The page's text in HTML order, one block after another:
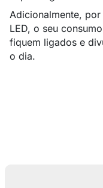
Adicionalmente,
LED, o seu
fiquem ligados e
o dia.